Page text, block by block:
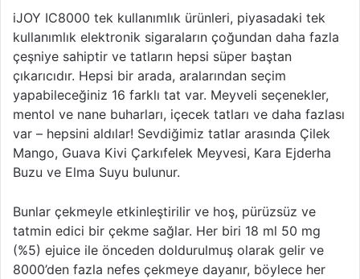
iJOY IC8000 tek kullanımlık ürünleri, piyasadaki tek
kullanımlık elektronik sigaraların çoğundan daha fazla
çeşniye sahiptir ve tatların hepsi süper baştan
çıkarıcıdır. Hepsi bir arada, aralarından seçim
yapabileceğiniz 16 farklı tat var. Meyveli seçenekler,
mentol ve nane buharları, içecek tatları ve daha fazlası
var – hepsini aldılar! Sevdiğimiz tatlar arasında Çilek
Mango, Guava Kivi Çarkıfelek Meyvesi, Kara Ejderha
Buzu ve Elma Suyu bulunur.
Bunlar çekmeyle etkinleştirilir ve hoş, pürüzsüz ve
tatmin edici bir çekme sağlar. Her biri 18 ml 50 mg
(%5) ejuice ile önceden doldurulmuş olarak gelir ve
8000’den fazla nefes çekmeye dayanır, böylece her